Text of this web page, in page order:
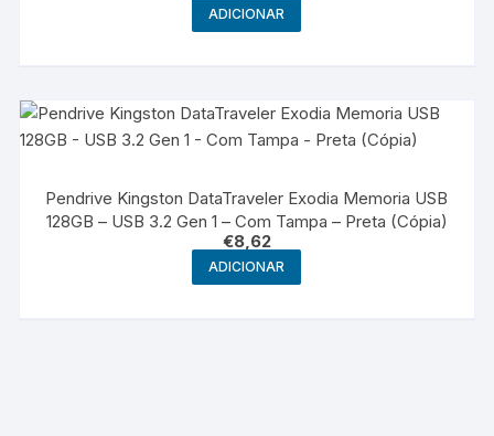
ADICIONAR
Pendrive Kingston DataTraveler Exodia Memoria USB
128GB – USB 3.2 Gen 1 – Com Tampa – Preta (Cópia)
€8,62
ADICIONAR